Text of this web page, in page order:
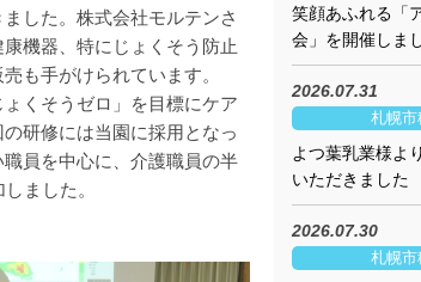
した。株式会社モルテンさ
機器、特にじょくそう防止
も手がけられています。
くそうゼロ」を目標にケア
研修には当園に採用となっ
員を中心に、介護職員の半
ました。
笑顔あふれる「
会」を開催しま
2026.07.31
札幌市
よつ葉乳業様よ
いただきました
2026.07.30
札幌市